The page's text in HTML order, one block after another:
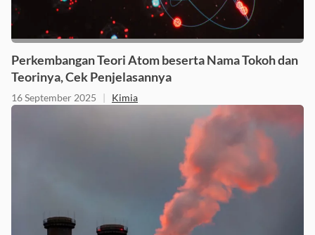
Perkembangan Teori Atom beserta Nama Tokoh dan
Teorinya, Cek Penjelasannya
16 September 2025 | Kimia